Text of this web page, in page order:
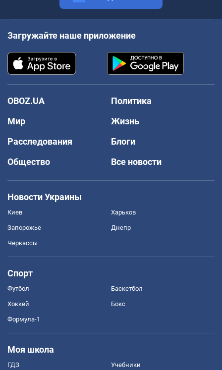
Загружайте наше приложение
OBOZ.UA
Политика
Мир
Жизнь
Расследования
Блоги
Общество
Все новости
Новости Украины
Киев Харьков
Запорожье Днепр
Черкассы
Спорт
Футбол Баскетбол
Хоккей Бокс
Формула-1
Моя школа
ГДЗ Учебники